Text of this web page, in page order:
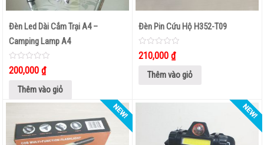
Đèn Led Dài Cắm Trại A4 –
Camping Lamp A4
0
out
200,000₫
Thêm vào giỏ
Đèn Pin Cứu Hộ H352-T09
0
out
210,000 ₫
Thêm vào giỏ